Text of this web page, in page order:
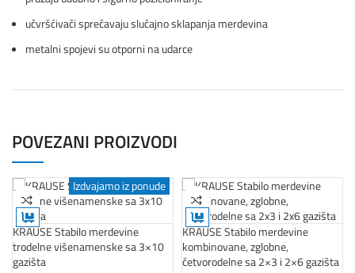
učvršćivači sprečavaju slučajno sklapanja merdevina
metalni spojevi su otporni na udarce
POVEZANI PROIZVODI
Izdvajamo iz ponude
KRAUSE Stabilo merdevine
trodelne višenamenske sa 3×10
gazišta
KRAUSE Stabilo merdevine
kombinovane, zglobne,
četvorodelne sa 2×3 i 2×6 gazišta
Gabaritan